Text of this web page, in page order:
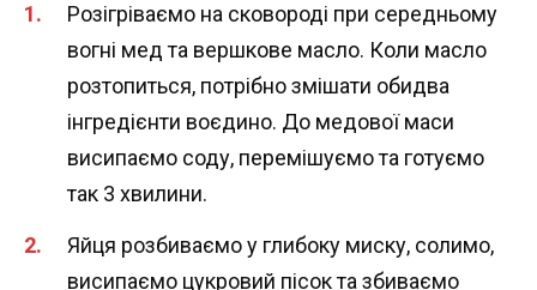
Розігріваємо на сковороді при середньому
вогні мед та вершкове масло. Коли масло
розтопиться, потрібно змішати обидва
інгредієнти воєдино. До медової маси
висипаємо соду, перемішуємо та готуємо
так 3 хвилини.
Яйця розбиваємо у глибоку миску, солимо,
висипаємо цукровий пісок та збиваємо